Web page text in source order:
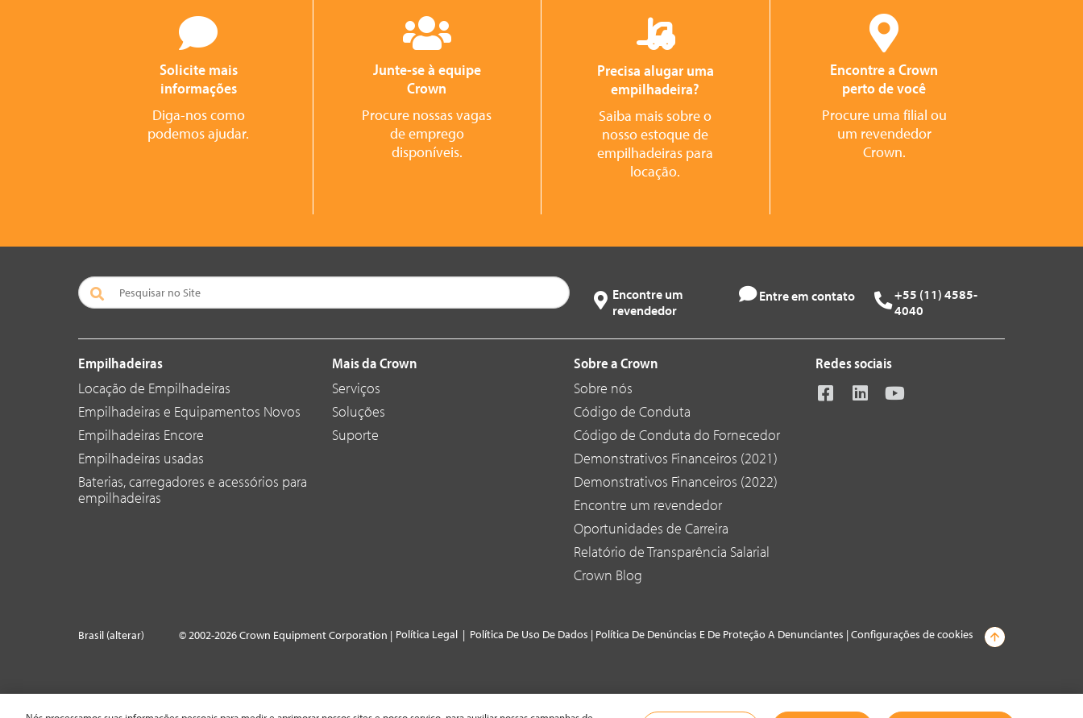
Solicite mais
informações
Diga-nos como
podemos ajudar.
Junte-se à equipe
Crown
Procure nossas vagas
de emprego
disponíveis.
Precisa alugar uma
empilhadeira?
Saiba mais sobre o
nosso estoque de
empilhadeiras para
locação.
Encontre a Crown
perto de você
Procure uma filial ou
um revendedor
Crown.
Encontre um
revendedor
Entre em contato
+55 (11) 4585-
4040
Empilhadeiras
Locação de Empilhadeiras
Empilhadeiras e Equipamentos Novos
Empilhadeiras Encore
Empilhadeiras usadas
Baterias, carregadores e acessórios para
empilhadeiras
Mais da Crown
Serviços
Soluções
Suporte
Sobre a Crown
Sobre nós
Código de Conduta
Código de Conduta do Fornecedor
Demonstrativos Financeiros (2021)
Demonstrativos Financeiros (2022)
Encontre um revendedor
Oportunidades de Carreira
Relatório de Transparência Salarial
Crown Blog
Redes sociais
Brasil (alterar) © 2002-2026 Crown Equipment Corporation | Política Legal | Política De Uso De Dados | Política De Denúncias E De Proteção A Denunciantes |Configurações de cookies